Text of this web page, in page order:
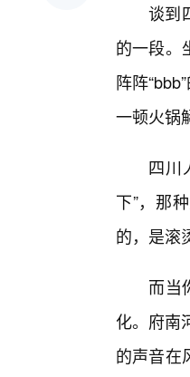
谈到
的一段。
阵阵
一顿火锅
四川
下”，那
的，是滚
而当
化。府南
的声音在